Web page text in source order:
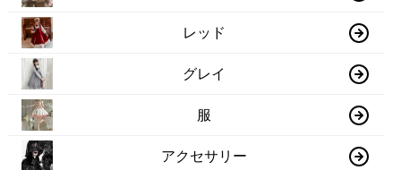
レッド
グレイ
服
アクセサリー